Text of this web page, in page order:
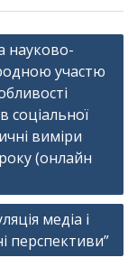
науково-
участю
соціальної
виміри
(онлайн
медіа і
перспективи”